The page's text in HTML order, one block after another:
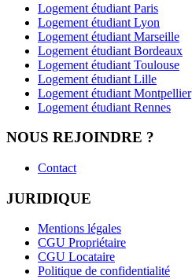
Logement étudiant Paris
Logement étudiant Lyon
Logement étudiant Marseille
Logement étudiant Bordeaux
Logement étudiant Toulouse
Logement étudiant Lille
Logement étudiant Montpellier
Logement étudiant Rennes
NOUS REJOINDRE ?
Contact
JURIDIQUE
Mentions légales
CGU Propriétaire
CGU Locataire
Politique de confidentialité